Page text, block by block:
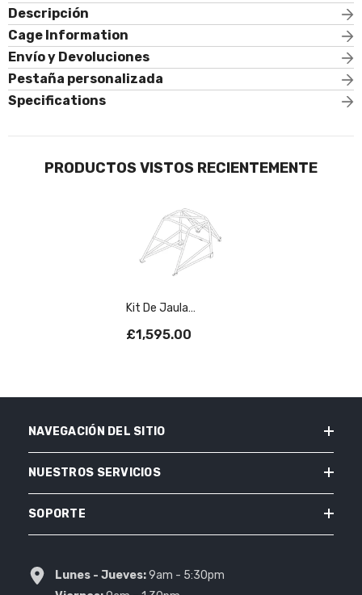
Descripción
Cage Information
Envío y Devoluciones
Pestaña personalizada
Specifications
PRODUCTOS VISTOS RECIENTEMENTE
Kit De Jaula
TRIUMPH TR4
K
£1,595.00
NAVEGACIÓN DEL SITIO
NUESTROS SERVICIOS
SOPORTE
Lunes - Jueves:9am - 5:30pm